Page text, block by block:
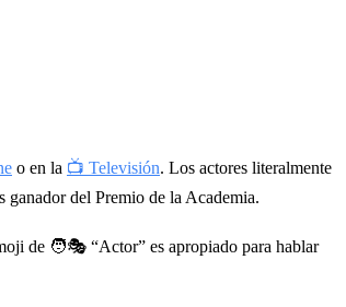
o en la 📺 Televisión. Los actores literalmente
del Premio de la Academia.
de 🧑🎭 “Actor” es apropiado para hablar